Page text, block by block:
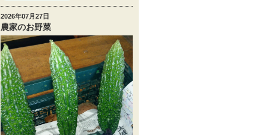
2026年07月27日
農家のお野菜